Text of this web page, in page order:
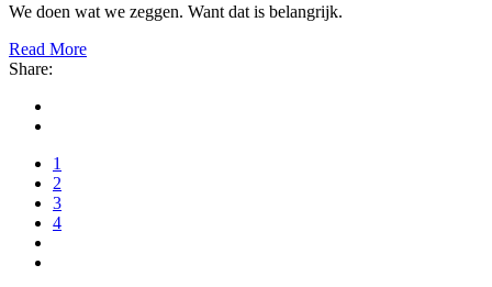
We doen wat we zeggen. Want dat is belangrijk.
Read More
Share:
1
2
3
4